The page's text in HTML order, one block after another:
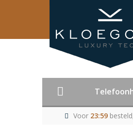
Voor 23:59